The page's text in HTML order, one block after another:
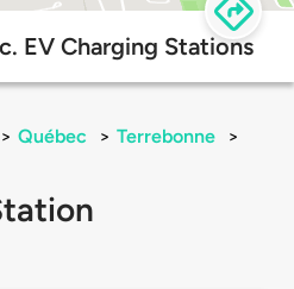
EV Charging Stations
> Québec > Terrebonne
>